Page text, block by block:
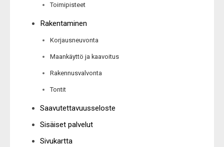
Toimipisteet
Rakentaminen
Korjausneuvonta
Maankäyttö ja kaavoitus
Rakennusvalvonta
Tontit
Saavutettavuusseloste
Sisäiset palvelut
Sivukartta